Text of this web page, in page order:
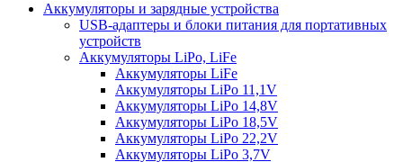
Аккумуляторы и зарядные устройства
USB-адаптеры и блоки питания для портативных
устройств
Аккумуляторы LiPo, LiFe
Аккумуляторы LiFe
Аккумуляторы LiPo 11,1V
Аккумуляторы LiPo 14,8V
Аккумуляторы LiPo 18,5V
Аккумуляторы LiPo 22,2V
Аккумуляторы LiPo 3,7V